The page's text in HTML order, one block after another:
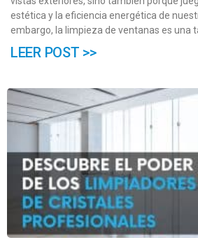
estética y la eficiencia energética de
embargo, la limpieza de ventanas es una
LEER POST >>